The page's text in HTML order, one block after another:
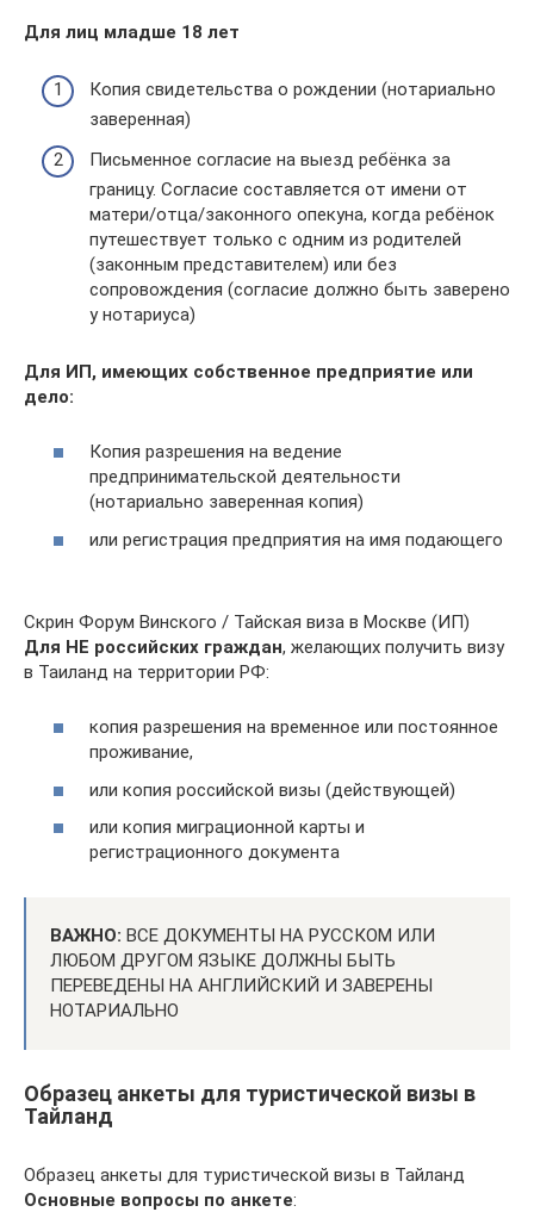
Для лиц младше 18 лет
Копия свидетельства о рождении (нотариально
заверенная)
Письменное согласие на выезд ребёнка за
границу. Согласие составляется от имени от
матери/отца/законного опекуна, когда ребёнок
путешествует только с одним из родителей
(законным представителем) или без
сопровождения (согласие должно быть заверено
у нотариуса)
Для ИП, имеющих собственное предприятие или
дело:
Копия разрешения на ведение
предпринимательской деятельности
(нотариально заверенная копия)
или регистрация предприятия на имя подающего
Скрин Форум Винского / Тайская виза в Москве (ИП)
Для НЕ российских граждан, желающих получить визу
в Таиланд на территории РФ:
копия разрешения на временное или постоянное
проживание,
или копия российской визы (действующей)
или копия миграционной карты и
регистрационного документа
ВАЖНО: ВСЕ ДОКУМЕНТЫ НА РУССКОМ ИЛИ
ЛЮБОМ ДРУГОМ ЯЗЫКЕ ДОЛЖНЫ БЫТЬ
ПЕРЕВЕДЕНЫ НА АНГЛИЙСКИЙ И ЗАВЕРЕНЫ
НОТАРИАЛЬНО
Образец анкеты для туристической визы в
Тайланд
Образец анкеты для туристической визы в Тайланд
Основные вопросы по анкете: